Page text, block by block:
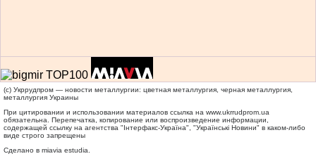
(c) Укррудпром — новости металлургии: цветная металлургия, черная металлургия,
металлургия Украины
При цитировании и использовании материалов ссылка на www.ukrrudprom.ua
обязательна. Перепечатка, копирование или воспроизведение информации,
содержащей ссылку на агентства "Iнтерфакс-Україна", "Українськi Новини" в каком-либо
виде строго запрещены
Сделано в miavia estudia.